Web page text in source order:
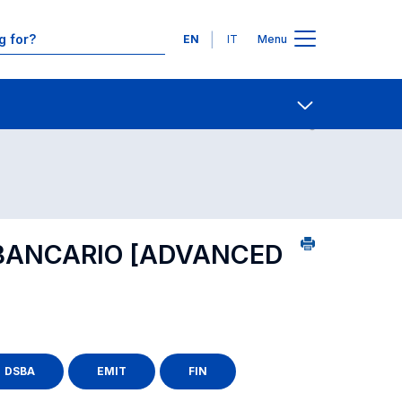
Languages
EN IT Menu
search - numerical order Contact Us
[ADVANCED
DSBA EMIT FIN